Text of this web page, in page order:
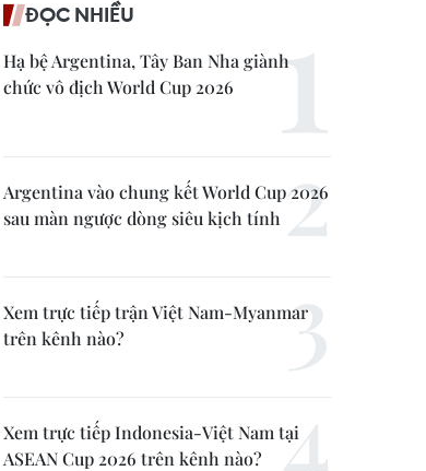
ĐỌC NHIỀU
Hạ bệ Argentina, Tây Ban Nha giành
chức vô địch World Cup 2026
Argentina vào chung kết World Cup 2026
sau màn ngược dòng siêu kịch tính
Xem trực tiếp trận Việt Nam-Myanmar
trên kênh nào?
Xem trực tiếp Indonesia-Việt Nam tại
ASEAN Cup 2026 trên kênh nào?